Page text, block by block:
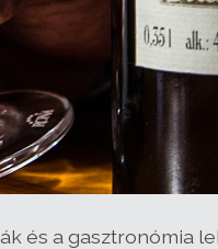
és a gasztronómia